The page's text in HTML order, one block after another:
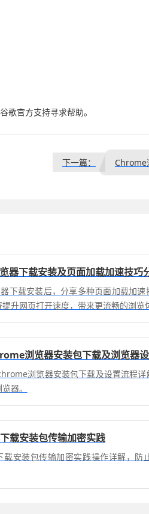
歌官方支持寻求帮助。
下一篇：
器下载安装及页面加载加速技巧
下载安装后，分享多种页面加载加
升网页打开速度，带来更流畅的浏览
浏览器安装包下载及浏览器
浏览器安装包下载及设置流程
器。
载安装包传输加密实践
载安装包传输加密实践操作详解，防